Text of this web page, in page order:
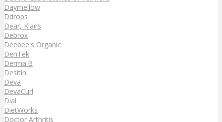
Daymellow
Ddrops
Dear, Klairs
Debrox
Deebee's Organic
DenTek
Derma:B
Desitin
Deva
DevaCurl
Dial
DietWorks
Doctor Arthritis